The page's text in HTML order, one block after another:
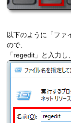
以下のように「ファ
ので、
「regedit」と入力